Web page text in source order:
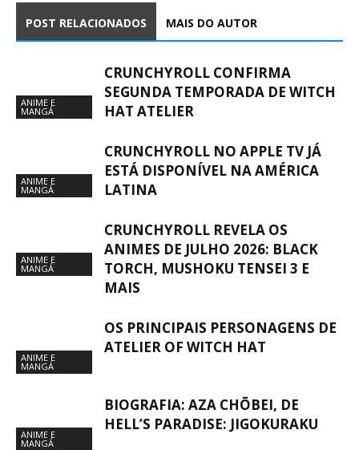
POST RELACIONADOS MAIS DO AUTOR
ANIME E
MANGÁ
CRUNCHYROLL CONFIRMA
SEGUNDA TEMPORADA DE WITCH
HAT ATELIER
ANIME E
MANGÁ
CRUNCHYROLL NO APPLE TV JÁ
ESTÁ DISPONÍVEL NA AMÉRICA
LATINA
ANIME E
MANGÁ
CRUNCHYROLL REVELA OS
ANIMES DE JULHO 2026: BLACK
TORCH, MUSHOKU TENSEI 3 E
MAIS
ANIME E
MANGÁ
OS PRINCIPAIS PERSONAGENS DE
ATELIER OF WITCH HAT
ANIME E
MANGÁ
BIOGRAFIA: AZA CHŌBEI, DE
HELL’S PARADISE: JIGOKURAKU